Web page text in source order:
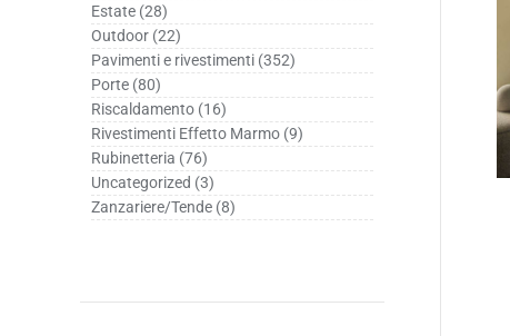
Estate (28)
Outdoor (22)
Pavimenti e rivestimenti (352)
Porte (80)
Riscaldamento (16)
Rivestimenti Effetto Marmo (9)
Rubinetteria (76)
Uncategorized (3)
Zanzariere/Tende (8)